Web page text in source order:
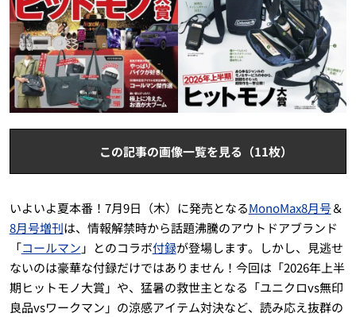
この記事の画像一覧を見る（11枚）
いよいよ夏本番！7月9日（木）に発売となるMonoMax8月号＆
8月号増刊は、情報解禁時から話題沸騰のアウトドアブランド
「コールマン 」とのコラボ付録が登場します。しかし、見逃せ
ないのは豪華な付録だけではありません！今回は「2026年上半
期ヒットモノ大賞」や、猛暑の救世主となる「ユニクロvs無印
良品vsワークマン」の涼感アイテム対決など、読み応え抜群の